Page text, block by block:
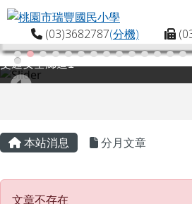
跳至主內容區
桃園市瑞豐國民小學
(03)3682787(分機)
交通安全廊道1
主內容區域
本站消息 分月文章
文章不存在
文章不存在
頁尾區域